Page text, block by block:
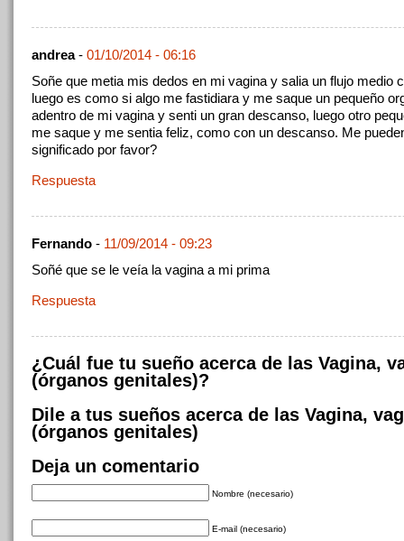
andrea- 01/10/2014 - 06:16
Soñe que metia mis dedos en mi vagina y salia un flujo medio
luego es como si algo me fastidiara y me saque un pequeño
adentro de mi vagina y senti un gran descanso, luego otro
me saque y me sentia feliz, como con un descanso. Me
significado por favor?
Respuesta
Fernando - 11/09/2014 - 09:23
Soñé que se le veía la vagina a mi prima
Respuesta
¿Cuál fue tu sueño acerca de las Vagina,
(órganos genitales)?
Dile a tus sueños acerca de las Vagina,
(órganos genitales)
Deja un comentario
Nombre (necesario)
E-mail (necesario)